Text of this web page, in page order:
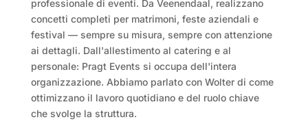
professionale di eventi. Da Veenendaal, realizzano
concetti completi per matrimoni, feste aziendali e
festival — sempre su misura, sempre con attenzione
ai dettagli. Dall'allestimento al catering e al
personale: Pragt Events si occupa dell'intera
organizzazione. Abbiamo parlato con Wolter di come
ottimizzano il lavoro quotidiano e del ruolo chiave
che svolge la struttura.